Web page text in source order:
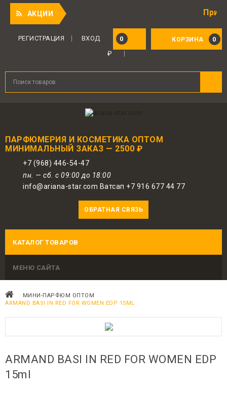
АКЦИИ Приятный
КОРЗИНА 0
0
РЕГИСТРАЦИЯ
ВХОД
₽
ПАРФЮМЕРИЯ И КОСМЕТИКА ОПТОМ
МИНИМАЛЬНЫЙ ЗАКАЗ — 2500 ₽
+7 (968) 446-54-47
пн. — сб. с 09:00 до 18:00
info@ariana-star.com Ватсап +7 916 677 44 77
ОБРАТНАЯ СВЯЗЬ
КАТАЛОГ ТОВАРОВ
МЕНЮ САЙТА
МИНИ-ПАРФЮМ ОПТОМ
ARMAND BASI IN RED FOR WOMEN EDP 15ML
ARMAND BASI IN RED FOR WOMEN EDP
15ml
Для авторизованных пользователей
предоставляется 1 бонус за 100 руб.
от совершенной покупки. Бонусами